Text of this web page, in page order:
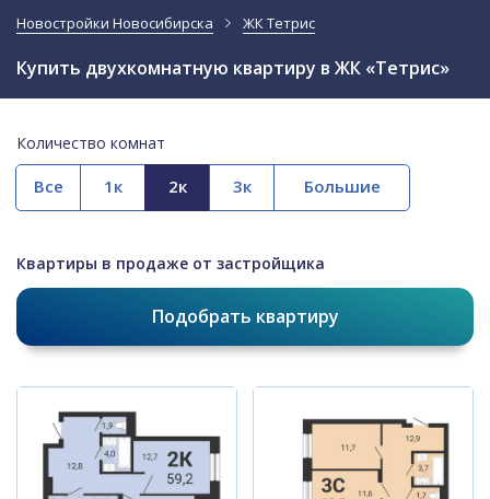
Новостройки Новосибирска ЖК Тетрис
Купить двухкомнатную квартиру в ЖК «Тетрис»
Количество комнат
Все
Квартиры в продаже от застройщика
Подобрать квартиру